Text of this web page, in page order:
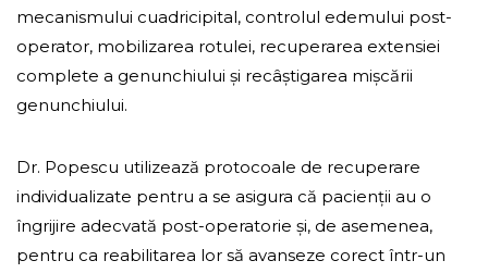
mecanismului cuadricipital, controlul edemului post-
operator, mobilizarea rotulei, recuperarea extensiei
complete a genunchiului și recâștigarea mișcării
genunchiului.
Dr. Popescu utilizează protocoale de recuperare
individualizate pentru a se asigura că pacienții au o
îngrijire adecvată post-operatorie și, de asemenea,
pentru ca reabilitarea lor să avanseze corect într-un